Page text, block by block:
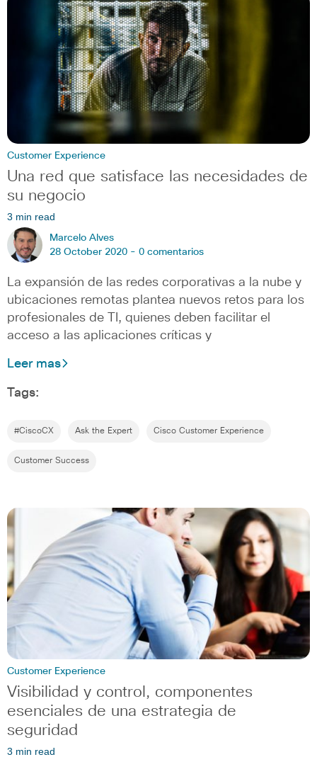
Customer Experience
Una red que satisface las necesidades de
su negocio
3 min read
Marcelo Alves
28 October 2020 - 0 comentarios
La expansión de las redes corporativas a la nube y
ubicaciones remotas plantea nuevos retos para los
profesionales de TI, quienes deben facilitar el
acceso a las aplicaciones críticas y
Leer mas
Tags:
#CiscoCX Ask the Expert Cisco Customer Experience
Customer Success
Customer Experience
Visibilidad y control, componentes
esenciales de una estrategia de
seguridad
3 min read